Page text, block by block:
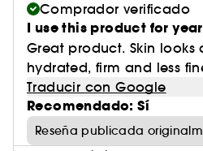
Comprador verificado
I use this product for
Great product. Skin looks
hydrated, firm and less
Traducir con Google
Recomendado: Sí
Reseña publicada